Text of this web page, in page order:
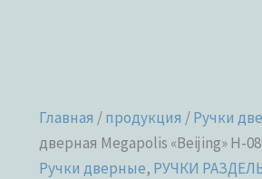
Главная /продукция /Ручки
дверная Megapolis «Beijing» H-
Ручки дверные, РУЧКИ